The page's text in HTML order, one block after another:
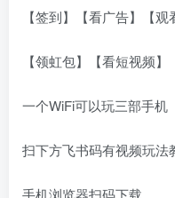
【签到】【看广告】【观
【领虹包】【看短视频
一个WiFi可以玩三部手机
扫下方飞书码有视频玩法
手机浏览器扫码下载